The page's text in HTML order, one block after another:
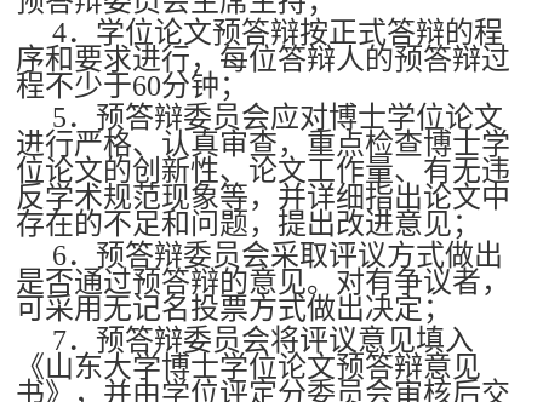
4．学位论文预答辩按正式答辩的程
序和要求进行，每位答辩人的预答辩过
程不少于60分钟；
5．预答辩委员会应对博士学位论文
进行严格、认真审查，重点检查博士学
位论文的创新性、论文工作量、有无违
反学术规范现象等，并详细指出论文中
存在的不足和问题，提出改进意见；
6．预答辩委员会采取评议方式做出
是否通过预答辩的意见。对有争议者，
可采用无记名投票方式做出决定；
7．预答辩委员会将评议意见填入
《山东大学博士学位论文预答辩意见
书》，并由学位评定分委员会审核后交